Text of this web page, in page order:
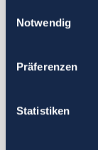
Notwendig
Präferenzen
Statistiken